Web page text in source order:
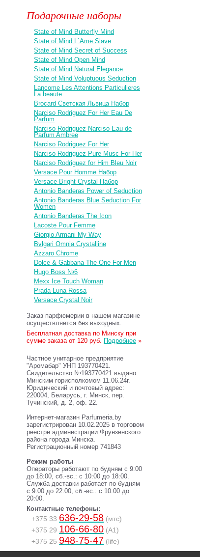
Подарочные наборы
State of Mind Butterfly Mind
State of Mind L`Ame Slave
State of Mind Secret of Success
State of Mind Open Mind
State of Mind Natural Elegance
State of Mind Voluptuous Seduction
Lancome Les Attentions Particulieres
La beaute
Brocard Светская Львица Набор
Narciso Rodriguez For Her Eau De
Parfum
Narciso Rodriguez Narciso Eau de
Parfum Ambree
Narciso Rodriguez For Her
Narciso Rodriguez Pure Musc For Her
Narciso Rodriguez for Him Bleu Noir
Versace Pour Homme Набор
Versace Bright Crystal Набор
Antonio Banderas Power of Seduction
Antonio Banderas Blue Seduction For
Women
Antonio Banderas The Icon
Lacoste Pour Femme
Giorgio Armani My Way
Bvlgari Omnia Crystalline
Azzaro Chrome
Dolce & Gabbana The One For Men
Hugo Boss №6
Mexx Ice Touch Woman
Prada Luna Rossa
Versace Crystal Noir
Заказ парфюмерии в нашем магазине
осуществляется без выходных.
Бесплатная доставка по Минску при
сумме заказа от 120 руб. Подробнее »
Частное унитарное предприятие
"Аромабар" УНП 193770421.
Свидетельство №193770421 выдано
Минским горисполкомом 11.06.24г.
Юридический и почтовый адрес:
220004, Беларусь, г. Минск, пер.
Тучинский, д. 2, оф. 22.
Интернет-магазин Parfumeria.by
зарегистрирован 10.02.2025 в торговом
реестре администрации Фрунзенского
района города Минска.
Регистрационный номер 741843
Режим работы
Операторы работают по будням с 9:00
до 18:00, сб.-вс.: с 10:00 до 18:00.
Служба доставки работает по будням
с 9:00 до 22:00, сб.-вс.: с 10:00 до
20:00.
Контактные телефоны:
+375 33 636-29-58 (мтс)
+375 29 106-66-80 (A1)
+375 25 948-75-47 (life)